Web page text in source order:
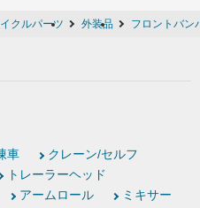
クルパーツ 外装品 フロントバン
車
クレーン/セルフ
トレーラーヘッド
アームロール
ミキサー